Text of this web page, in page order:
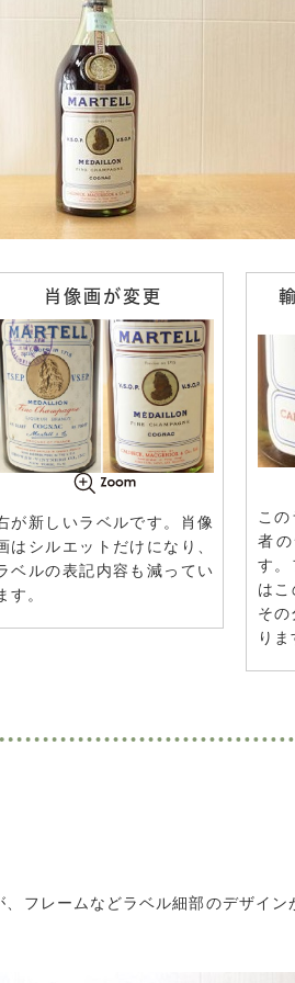
肖像画が変更
が新しいラベルです。肖像
はシルエットだけになり、
ベルの表記内容も減ってい
す。
こ
者
す。
はこ
そ
りま
フレームなどラベル細部のデザイン